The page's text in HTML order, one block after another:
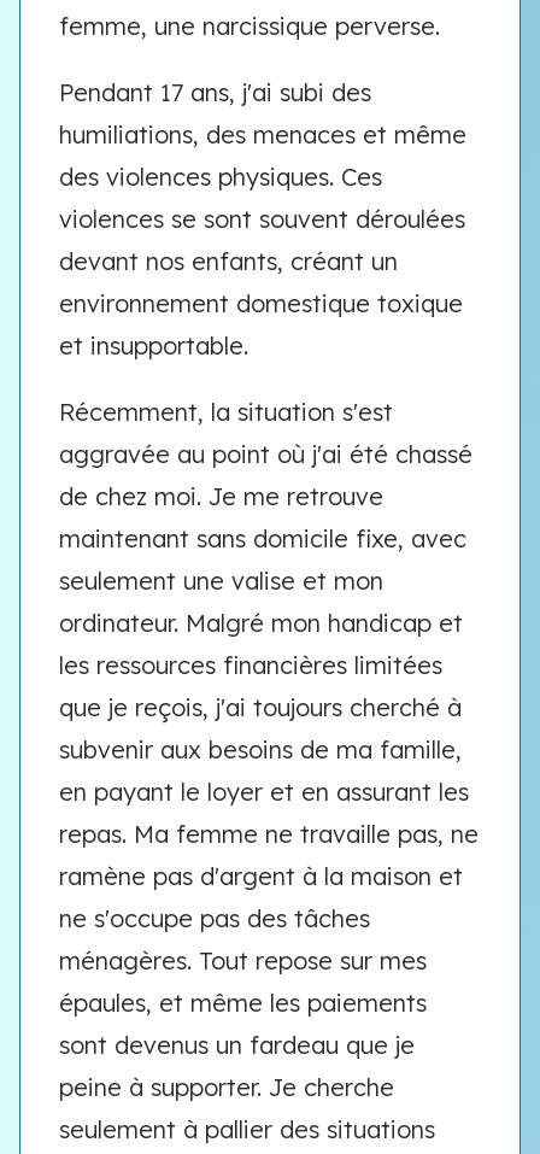
femme, une narcissique perverse.
Pendant 17 ans, j'ai subi des
humiliations, des menaces et même
des violences physiques. Ces
violences se sont souvent déroulées
devant nos enfants, créant un
environnement domestique toxique
et insupportable.
Récemment, la situation s'est
aggravée au point où j'ai été chassé
de chez moi. Je me retrouve
maintenant sans domicile fixe, avec
seulement une valise et mon
ordinateur. Malgré mon handicap et
les ressources financières limitées
que je reçois, j'ai toujours cherché à
subvenir aux besoins de ma famille,
en payant le loyer et en assurant les
repas. Ma femme ne travaille pas, ne
ramène pas d'argent à la maison et
ne s'occupe pas des tâches
ménagères. Tout repose sur mes
épaules, et même les paiements
sont devenus un fardeau que je
peine à supporter. Je cherche
seulement à pallier des situations